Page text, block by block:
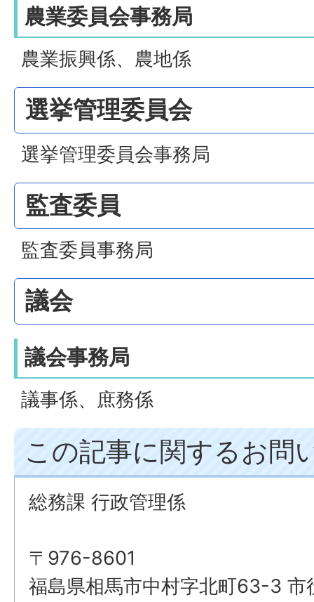
農業委員会事務局
農業振興係、農地係
選挙管理委員会
選挙管理委員会事務局
監査委員
監査委員事務局
議会
議会事務局
議事係、庶務係
この記事に関するお問
総務課 行政管理係
〒976-8601
福島県相馬市中村字北町63-3 市